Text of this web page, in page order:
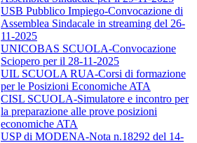
USB Pubblico Impiego-Convocazione di
Assemblea Sindacale in streaming del 26-
11-2025
UNICOBAS SCUOLA-Convocazione
Sciopero per il 28-11-2025
UIL SCUOLA RUA-Corsi di formazione
per le Posizioni Economiche ATA
CISL SCUOLA-Simulatore e incontro per
la preparazione alle prove posizioni
economiche ATA
USP di MODENA-Nota n.18292 del 14-